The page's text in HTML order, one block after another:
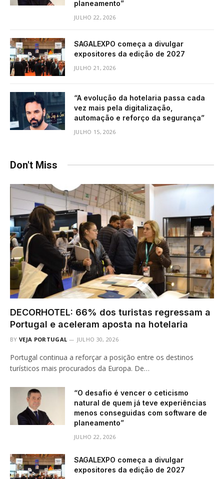
planeamento”
JULHO 22, 2026
SAGALEXPO começa a divulgar
expositores da edição de 2027
JULHO 21, 2026
“A evolução da hotelaria passa cada
vez mais pela digitalização,
automação e reforço da segurança”
JULHO 15, 2026
Don't Miss
DECORHOTEL: 66% dos turistas regressam a
Portugal e aceleram aposta na hotelaria
BY VEJA PORTUGAL JULHO 30, 2026
Portugal continua a reforçar a posição entre os destinos
turísticos mais procurados da Europa. De…
“O desafio é vencer o ceticismo
natural de quem já teve experiências
menos conseguidas com software de
planeamento”
JULHO 22, 2026
SAGALEXPO começa a divulgar
expositores da edição de 2027